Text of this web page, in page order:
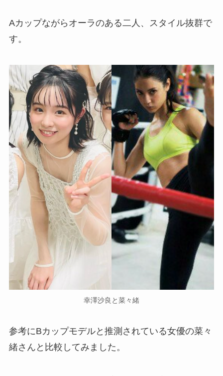
Aカップながらオーラのある二人、スタイル抜群で
す。
幸澤沙良と菜々緒
参考にBカップモデルと推測されている女優の菜々
緒さんと比較してみました。